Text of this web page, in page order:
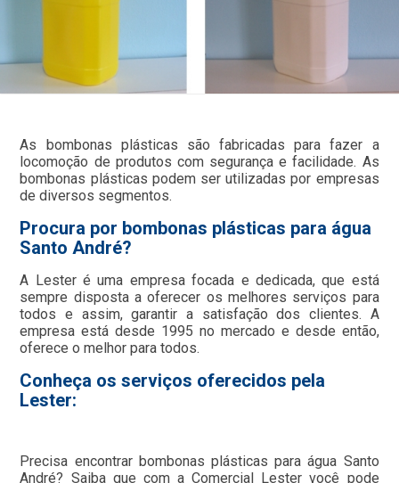
As bombonas plásticas são fabricadas para fazer a
locomoção de produtos com segurança e facilidade. As
bombonas plásticas podem ser utilizadas por empresas
de diversos segmentos.
Procura por bombonas plásticas para água
Santo André?
A Lester é uma empresa focada e dedicada, que está
sempre disposta a oferecer os melhores serviços para
todos e assim, garantir a satisfação dos clientes. A
empresa está desde 1995 no mercado e desde então,
oferece o melhor para todos.
Conheça os serviços oferecidos pela
Lester:
Precisa encontrar bombonas plásticas para água Santo
André? Saiba que com a Comercial Lester você pode